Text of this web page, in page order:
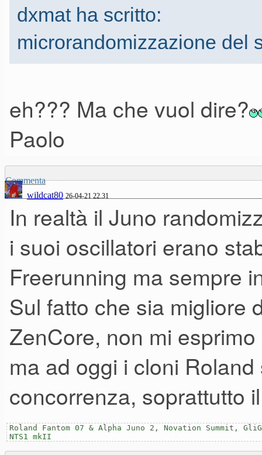
dxmat ha scritto:
microrandomizzazione del
eh??? Ma che vuol dire?
Paolo
Commenta
wildcat80 26-04-21 22.31
In realtà il Juno
i suoi oscillatori erano
Freerunning ma sempre
Sul fatto che sia migliore
ZenCore, non mi
ma ad oggi i cloni
concorrenza, soprattutto
Roland Fantom 07 & Alpha Juno 2, Novation Summit,
NTS1 mkII